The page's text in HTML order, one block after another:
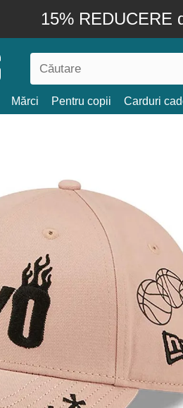
15% REDUCERE
Mărci Pentru copii Carduri